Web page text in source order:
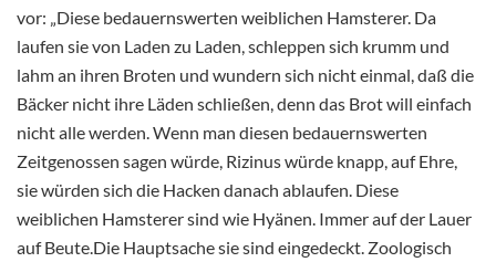
vor: „Diese bedauernswerten weiblichen Hamsterer. Da
laufen sie von Laden zu Laden, schleppen sich krumm und
lahm an ihren Broten und wundern sich nicht einmal, daß die
Bäcker nicht ihre Läden schließen, denn das Brot will einfach
nicht alle werden. Wenn man diesen bedauernswerten
Zeitgenossen sagen würde, Rizinus würde knapp, auf Ehre,
sie würden sich die Hacken danach ablaufen. Diese
weiblichen Hamsterer sind wie Hyänen. Immer auf der Lauer
auf Beute.Die Hauptsache sie sind eingedeckt. Zoologisch